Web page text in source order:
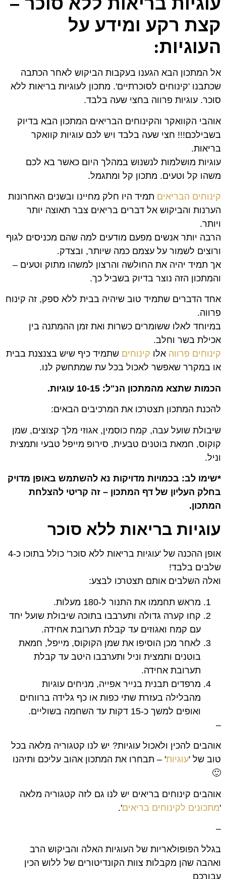
קצת רקע ומידע על
העוגיות:
אל המתכון הבא הגענו בעקבות הביקוש לאחר הכתבה
שכתבנו 'קינוחים לסוכרתיים'. מתכון לעוגיות בריאות ללא
סוכר. עוגיות פרווה בחצי שעה בלבד.
אוהבי הקוואקר והקינוחים הבריאים המתכון הבא בדיוק
בשבילכם!!! חצי שעה בלבד ויש לכם עוגיות קוואקר
בריאות.
עוגיות מושלמות לנשנוש במהלך היום כאשר בא לכם
משהו קל וטעים. מתכון קל ומתגמל.
קינוחים הבריאים תמיד היו חלק מחיינו ובשנים האחרונות
הערנות והביקוש אל דברים בריאים צבר תאוצה יותר
ויותר.
הרבה יותר אנשים מפעם מודעים למה שהם מכניסים לגוף
ורוצים לשמור על עצמם כמה שיותר, ובצדק.
אך תמיד יהיה את החולשה והרצון למשהו מתוק וטעים –
והמתכון הזה נוצר בדיוק בשביל כך.
אחד הדברים שתמיד טוב שיהיה בבית ללא ספק, זה קינוח
פרווה.
במיוחד לאלו ששומרים כשרות ואת זמן ההמתנה בין
אכילת בשר וחלב.
קינוחים פרווה אלו קינוחים שתמיד כיף שיש בצנצנת בבית
או במקרר שאפשר לאכול בכל עת שמתחשק לנו.
הכמות שתצא מהמתכון הנ"ל: 10-15 עוגיות.
להכנת המתכון תצטרכו את המרכיבים הבאים:
שיבולת שועל עבה, קמח כוסמין, אגוזי מלך קצוצים, שמן
קוקוס, חמאת בוטנים טבעית, סירופ מייפל טבעי ותמצית
וניל.
*שימו לב: בכמויות מדויקות נא להשתמש באופן מדויק
בחלק העליון של דף המתכון – זה קריטי להצלחת
המתכון.
עוגיות בריאות ללא סוכר
אופן ההכנה של 'עוגיות בריאות ללא סוכר' כולל בתוכו כ-4
שלבים בלבד!
ואלה השלבים אותם תצטרכו לבצע:
מראש תחממו את התנור ל-180 מעלות.
קחו קערה גדולה ותערבבו בתוכה שיבולת שועל יחד
עם קמח ואגוזים עד קבלת תערובת אחידה.
לאחר מכן הוסיפו את שמן הקוקוס, מייפל, חמאת
בוטנים ותמצית וניל ותערבבו היטב עד קבלת
תערובת אחידה.
מרפדים תבנית בנייר אפייה, מניחים עוגיות
מהבלילה בעזרת שתי כפות או כף גלידה ברווחים
ואופים למשך כ-15 דקות עד השחמה בשוליים.
–
אוהבים להכין ולאכול עוגיות? יש לנו קטגוריה מלאה בכל
טוב של 'עוגיות' – תבחרו את המתכון אהוב עליכם ותיהנו
🙂
אוהבים קינוחים בריאים יש לנו גם לזה קטגוריה מלאה
'מתכונים לקינוחים בריאים'.
–
בגלל הפופולאריות של העוגיות האלה והביקוש הרב
ואהבה שהן מקבלות צוות הקונדיטורים של ללוש הכין
עבורכם